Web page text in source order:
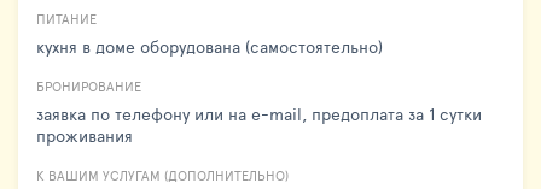
ПИТАНИЕ
кухня в доме оборудована (самостоятельно)
БРОНИРОВАНИЕ
заявка по телефону или на e-mail, предоплата за 1 сутки
проживания
К ВАШИМ УСЛУГАМ (ДОПОЛНИТЕЛЬНО)